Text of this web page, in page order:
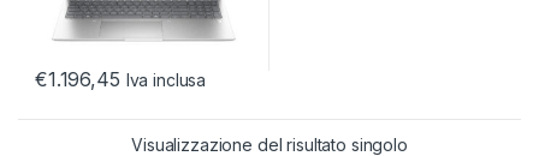
€1.196,45 Iva inclusa
Visualizzazione del risultato singolo